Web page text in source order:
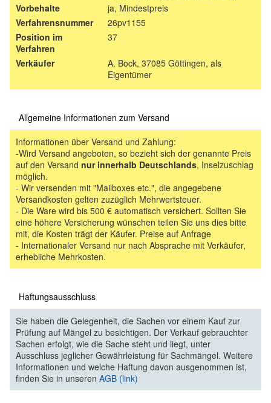
Vorbehalte
ja, Mindestpreis
Verfahrensnummer
26pv1155
Position im
Verfahren
37
Verkäufer
A. Bock, 37085 Göttingen, als
Eigentümer
Allgemeine Informationen zum Versand
Informationen über Versand und Zahlung:
-Wird Versand angeboten, so bezieht sich der genannte Preis
auf den Versand nur innerhalb Deutschlands, Inselzuschlag
möglich.
- Wir versenden mit "Mailboxes etc.", die angegebene
Versandkosten gelten zuzüglich Mehrwertsteuer.
- Die Ware wird bis 500 € automatisch versichert. Sollten Sie
eine höhere Versicherung wünschen teilen Sie uns dies bitte
mit, die Kosten trägt der Käufer. Preise auf Anfrage
- Internationaler Versand nur nach Absprache mit Verkäufer,
erhebliche Mehrkosten.
Haftungsausschluss
Sie haben die Gelegenheit, die Sachen vor einem Kauf zur
Prüfung auf Mängel zu besichtigen. Der Verkauf gebrauchter
Sachen erfolgt, wie die Sache steht und liegt, unter
Ausschluss jeglicher Gewährleistung für Sachmängel. Weitere
Informationen und welche Haftung davon ausgenommen ist,
finden Sie in unseren AGB (link)